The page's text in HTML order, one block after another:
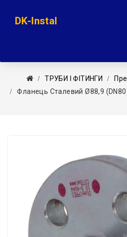
DK-Instal
ТРУБИ І ФІТИНГИ
Фланець Сталевий Ø88,9